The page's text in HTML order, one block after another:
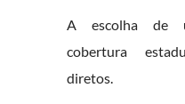
A escolha de
cobertura
diretos.